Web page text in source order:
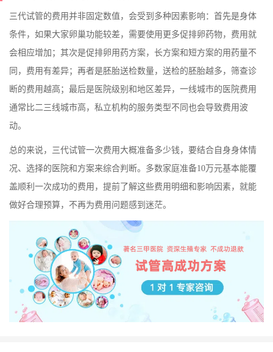
三代试管的费用并非固定数值，会受到多种因素影响：首先是身体
条件，如果大家卵巢功能较差，需要使用更多促排卵药物，费用就
会相应增加；其次是促排卵用药方案，长方案和短方案的用药量不
同，费用有差异；再者是胚胎送检数量，送检的胚胎越多，筛查诊
断的费用越高；最后是医院级别和地区差异，一线城市的医院费用
通常比二三线城市高，私立机构的服务类型不同也会导致费用波
动。
总的来说，三代试管一次费用大概准备多少钱，要结合自身身体情
况、选择的医院和方案来综合判断。多数家庭准备10万元基本能覆
盖顺利一次成功的费用，提前了解这些费用明细和影响因素，就能
做好合理预算，不再为费用问题感到迷茫。